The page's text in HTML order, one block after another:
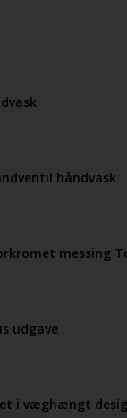
håndvask
messing
udgave
i væghængt